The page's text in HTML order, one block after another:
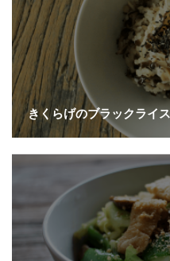
きくらげのブラックライス